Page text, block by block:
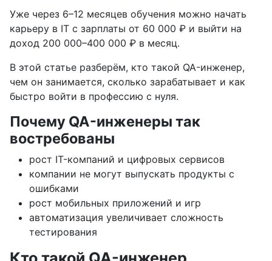
Уже через 6–12 месяцев обучения можно начать
карьеру в IT с зарплаты от 60 000 ₽ и выйти на
доход 200 000–400 000 ₽ в месяц.
В этой статье разберём, кто такой QA-инженер,
чем он занимается, сколько зарабатывает и как
быстро войти в профессию с нуля.
Почему QA-инженеры так
востребованы
рост IT-компаний и цифровых сервисов
компании не могут выпускать продукты с
ошибками
рост мобильных приложений и игр
автоматизация увеличивает сложность
тестирования